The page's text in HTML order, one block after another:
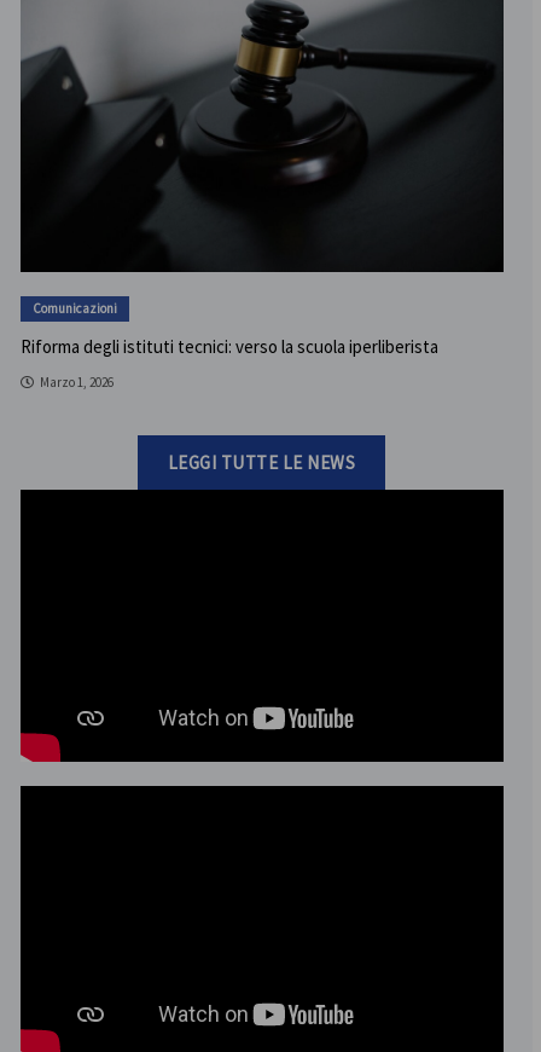
Comunicazioni
Riforma degli istituti tecnici: verso la scuola iperliberista
Marzo 1, 2026
LEGGI TUTTE LE NEWS